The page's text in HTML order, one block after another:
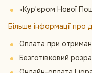
«Кур'єром Нової
Більше інформації про
Оплата при
Безготівковий